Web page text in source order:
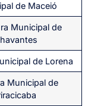
de Maceió
Municipal de
de Lorena
Municipal de